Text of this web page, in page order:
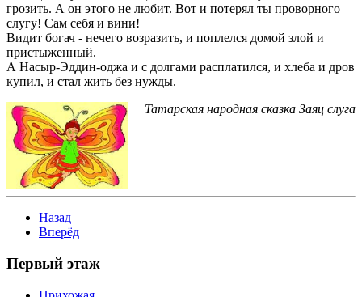
грозить. А он этого не любит. Вот и потерял ты проворного
слугу! Сам себя и вини!
Видит богач - нечего возразить, и поплелся домой злой и
пристыженный.
А Насыр-Эддин-оджа и с долгами расплатился, и хлеба и дров
купил, и стал жить без нужды.
Татарская народная сказка Заяц слуга
Назад
Вперёд
Первый этаж